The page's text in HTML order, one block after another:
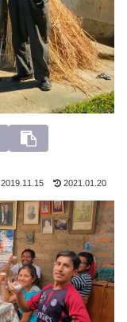
2019.11.15 2021.01.20